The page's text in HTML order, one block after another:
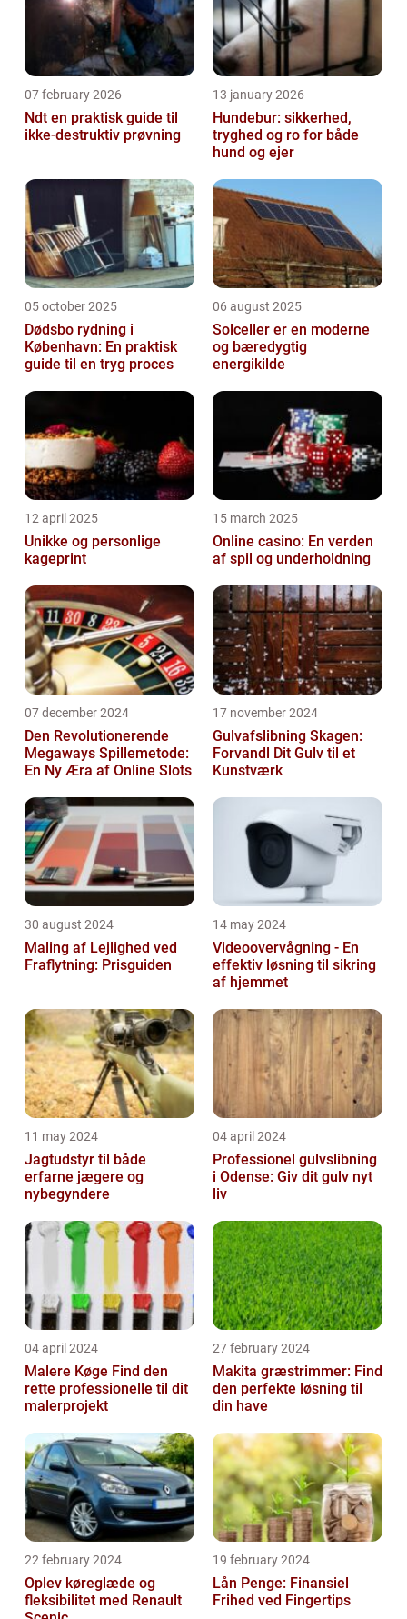
07 february 2026
Ndt en praktisk guide til
ikke-destruktiv prøvning
13 january 2026
Hundebur: sikkerhed,
tryghed og ro for både
hund og ejer
05 october 2025
Dødsbo rydning i
København: En praktisk
guide til en tryg proces
06 august 2025
Solceller er en moderne
og bæredygtig
energikilde
12 april 2025
Unikke og personlige
kageprint
15 march 2025
Online casino: En verden
af spil og underholdning
07 december 2024
Den Revolutionerende
Megaways Spillemetode:
En Ny Æra af Online Slots
17 november 2024
Gulvafslibning Skagen:
Forvandl Dit Gulv til et
Kunstværk
30 august 2024
Maling af Lejlighed ved
Fraflytning: Prisguiden
14 may 2024
Videoovervågning - En
effektiv løsning til sikring
af hjemmet
11 may 2024
Jagtudstyr til både
erfarne jægere og
nybegyndere
04 april 2024
Professionel gulvslibning
i Odense: Giv dit gulv nyt
liv
04 april 2024
Malere Køge Find den
rette professionelle til dit
malerprojekt
27 february 2024
Makita græstrimmer: Find
den perfekte løsning til
din have
22 february 2024
Oplev køreglæde og
fleksibilitet med Renault
19 february 2024
Lån Penge: Finansiel
Frihed ved Fingertips